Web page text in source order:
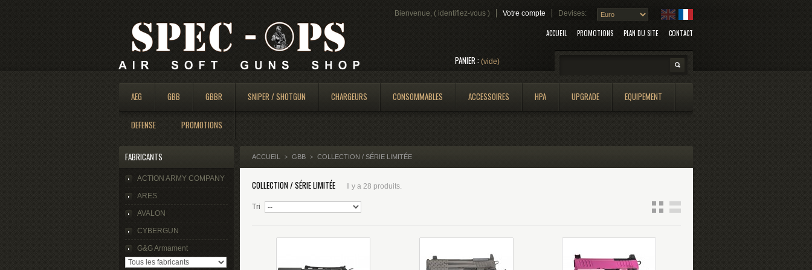
Devises:
Bienvenue, ( identifiez-vous ) Votre compte
PANIER : (vide)
ACCUEIL PROMOTIONS PLAN DU SITE CONTACT
AEG GBB GBBR SNIPER / SHOTGUN CHARGEURS CONSOMMABLES ACCESSOIRES HPA UPGRADE EQUIPEMENT
DEFENSE PROMOTIONS
FABRICANTS
ACTION ARMY COMPANY
ARES
AVALON
CYBERGUN
G&G Armament
ACCUEIL > GBB > COLLECTION / SÉRIE LIMITÉE
COLLECTION / SÉRIE LIMITÉE Il y a 28 produits.
Tri